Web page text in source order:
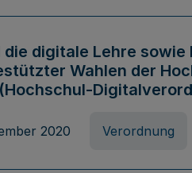
digitale Lehre
Wahlen der
2020 Verordnung